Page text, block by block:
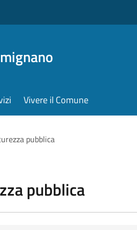
Vivere il Comune
pubblica
pubblica